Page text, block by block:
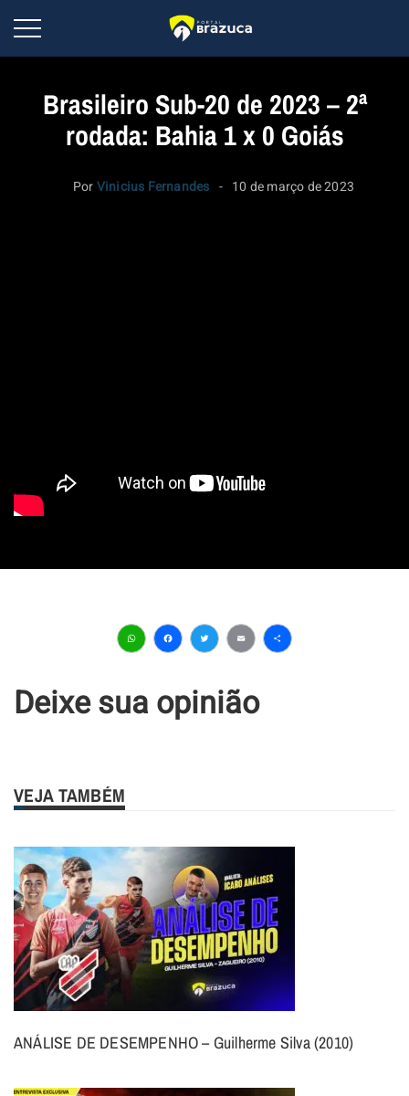
Brasileiro Sub-20 de 2023 – 2ª
rodada: Bahia 1 x 0 Goiás
PorVinicius Fernandes 10 de março de 2023
WhatsApp
Facebook
Twitter
EmailShare
Deixe sua opinião
VEJA TAMBÉM
ANÁLISE DE DESEMPENHO – Guilherme Silva (2010)